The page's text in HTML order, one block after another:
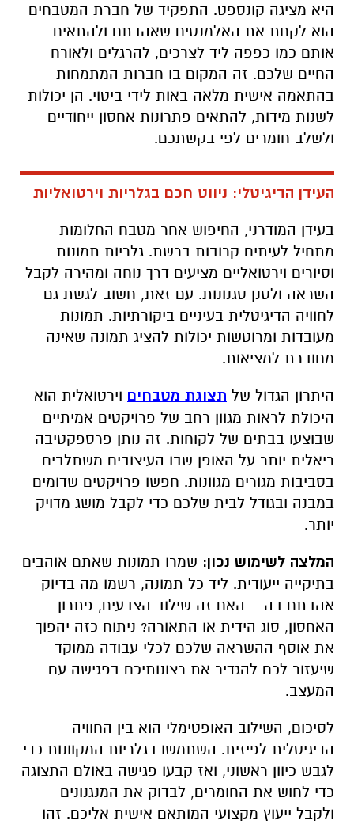
היא מציגה קונספט. התפקיד של חברת המטבחים
הוא לקחת את האלמנטים שאהבתם ולהתאים
אותם כמו כפפה ליד לצרכים, להרגלים ולאורח
החיים שלכם. זה המקום בו חברות המתמחות
בהתאמה אישית מלאה באות לידי ביטוי. הן יכולות
לשנות מידות, להתאים פתרונות אחסון ייחודיים
ולשלב חומרים לפי בקשתכם.
העידן הדיגיטלי: ניווט חכם בגלריות וירטואליות
בעידן המודרני, החיפוש אחר מטבח החלומות
מתחיל לעיתים קרובות ברשת. גלריות תמונות
וסיורים וירטואליים מציעים דרך נוחה ומהירה לקבל
השראה ולסנן סגנונות. עם זאת, חשוב לגשת גם
לחוויה הדיגיטלית בעיניים ביקורתיות. תמונות
מעובדות ומרוטשות יכולות להציג תמונה שאינה
מחוברת למציאות.
היתרון הגדול של תצוגת מטבחים וירטואלית הוא
היכולת לראות מגוון רחב של פרויקטים אמיתיים
שבוצעו בבתים של לקוחות. זה נותן פרספקטיבה
ריאלית יותר על האופן שבו העיצובים משתלבים
בסביבות מגורים מגוונות. חפשו פרויקטים שדומים
במבנה ובגודל לבית שלכם כדי לקבל מושג מדויק
יותר.
המלצה לשימוש נכון: שמרו תמונות שאתם אוהבים
בתיקייה ייעודית. ליד כל תמונה, רשמו מה בדיוק
אהבתם בה – האם זה שילוב הצבעים, פתרון
האחסון, סוג הידית או התאורה? ניתוח כזה יהפוך
את אוסף ההשראה שלכם לכלי עבודה ממוקד
שיעזור לכם להגדיר את רצונותיכם בפגישה עם
המעצב.
לסיכום, השילוב האופטימלי הוא בין החוויה
הדיגיטלית לפיזית. השתמשו בגלריות המקוונות כדי
לגבש כיוון ראשוני, ואז קבעו פגישה באולם התצוגה
כדי לחוש את החומרים, לבדוק את המנגנונים
ולקבל ייעוץ מקצועי המותאם אישית אליכם. זהו